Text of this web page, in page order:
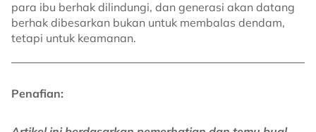
para ibu berhak dilindungi, dan generasi akan datang
berhak dibesarkan bukan untuk membalas dendam,
tetapi untuk keamanan.
Penafian: